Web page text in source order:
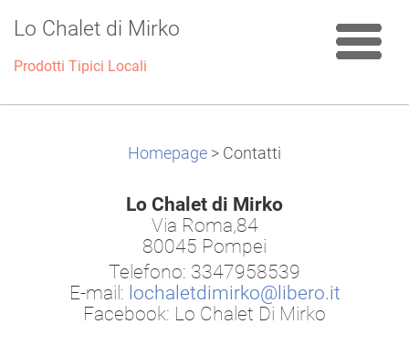
Lo Chalet di Mirko
Prodotti Tipici Locali
Homepage > Contatti
Lo Chalet di Mirko
Via Roma,84
80045 Pompei
Telefono: 3347958539
E-mail: lochaletdimirko@libero.it
Facebook: Lo Chalet Di Mirko